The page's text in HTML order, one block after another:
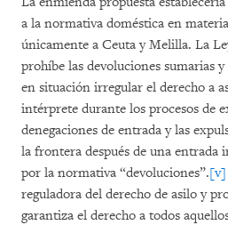
a la normativa doméstica en
únicamente a Ceuta y Melilla. La
prohíbe las devoluciones sumarias
en situación irregular el derecho a
intérprete durante los procesos de
denegaciones de entrada y las
la frontera después de una entrada
por la normativa “devoluciones”.[v]
reguladora del derecho de asilo y
garantiza el derecho a todos